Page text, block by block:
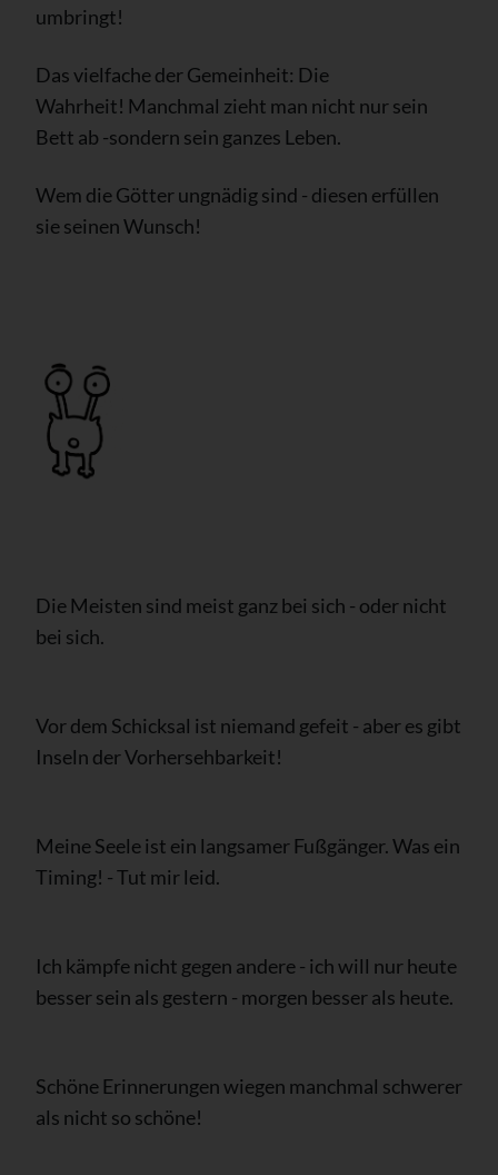
umbringt!
Das vielfache der Gemeinheit: Die
Wahrheit! Manchmal zieht man nicht nur sein
Bett ab -sondern sein ganzes Leben.
Wem die Götter ungnädig sind - diesen erfüllen
sie seinen Wunsch!
Die Meisten sind meist ganz bei sich - oder nicht
bei sich.
Vor dem Schicksal ist niemand gefeit - aber es gibt
Inseln der Vorhersehbarkeit!
Meine Seele ist ein langsamer Fußgänger. Was ein
Timing! - Tut mir leid.
Ich kämpfe nicht gegen andere - ich will nur heute
besser sein als gestern - morgen besser als heute.
Schöne Erinnerungen wiegen manchmal schwerer
als nicht so schöne!